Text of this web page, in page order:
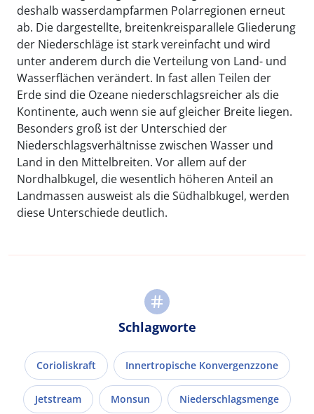
deshalb wasserdampfarmen Polarregionen erneut
ab. Die dargestellte, breitenkreisparallele Gliederung
der Niederschläge ist stark vereinfacht und wird
unter anderem durch die Verteilung von Land- und
Wasserflächen verändert. In fast allen Teilen der
Erde sind die Ozeane niederschlagsreicher als die
Kontinente, auch wenn sie auf gleicher Breite liegen.
Besonders groß ist der Unterschied der
Niederschlagsverhältnisse zwischen Wasser und
Land in den Mittelbreiten. Vor allem auf der
Nordhalbkugel, die wesentlich höheren Anteil an
Landmassen ausweist als die Südhalbkugel, werden
diese Unterschiede deutlich.
Schlagworte
Corioliskraft Innertropische Konvergenzzone
Jetstream Monsun Niederschlagsmenge